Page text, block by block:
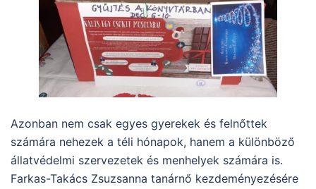
Azonban nem csak egyes gyerekek és felnőttek
számára nehezek a téli hónapok, hanem a különböző
állatvédelmi szervezetek és menhelyek számára is.
Farkas-Takács Zsuzsanna tanárnő kezdeményezésére